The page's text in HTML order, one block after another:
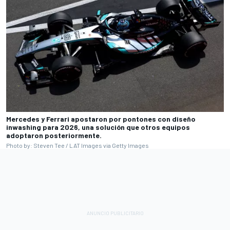
Mercedes y Ferrari apostaron por pontones con diseño
inwashing para 2026, una solución que otros equipos
adoptaron posteriormente.
Photo by: Steven Tee / LAT Images via Getty Images